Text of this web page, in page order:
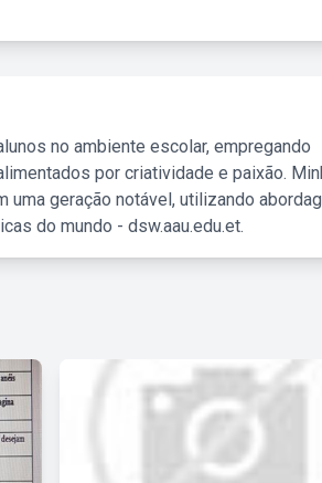
no ambiente escolar, empregando
por criatividade e paixão.
geração notável, utilizando
do mundo - dsw.aau.edu.et.